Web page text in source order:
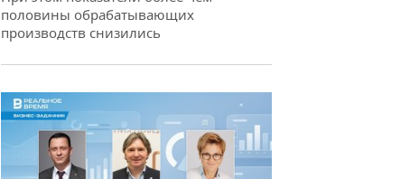
половины обрабатывающих
производств снизились